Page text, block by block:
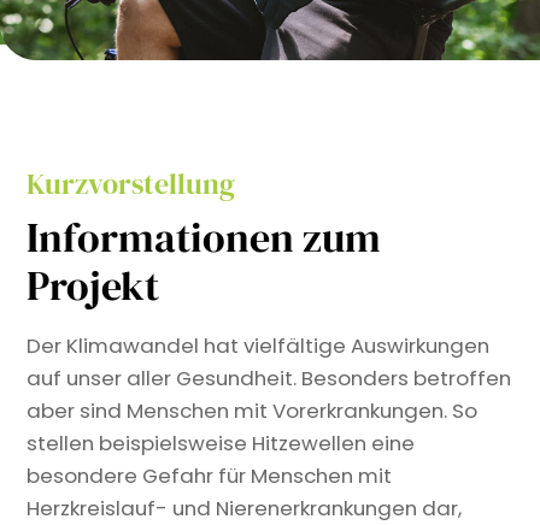
Kurzvorstellung
Informationen zum
Projekt
Der Klimawandel hat vielfältige Auswirkungen
auf unser aller Gesundheit. Besonders betroffen
aber sind Menschen mit Vorerkrankungen. So
stellen beispielsweise Hitzewellen eine
besondere Gefahr für Menschen mit
Herzkreislauf- und Nierenerkrankungen dar,